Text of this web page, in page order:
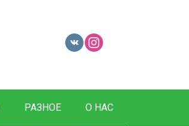
РАЗНОЕ О НАС